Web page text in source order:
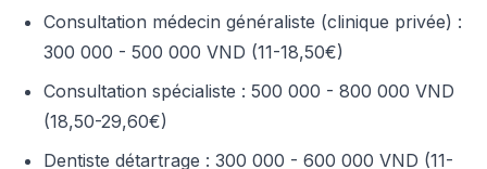
Consultation médecin généraliste (clinique privée) :
300 000 - 500 000 VND (11-18,50€)
Consultation spécialiste : 500 000 - 800 000 VND
(18,50-29,60€)
Dentiste détartrage : 300 000 - 600 000 VND (11-